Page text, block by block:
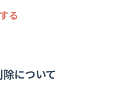
る
について